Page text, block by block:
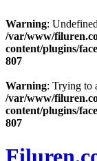
Warning:
/var/www/
content/plugins/
807
Warning: Trying to
/var/www/
content/plugins/
807
till